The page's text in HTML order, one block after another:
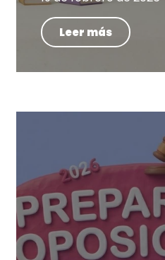
Leer más